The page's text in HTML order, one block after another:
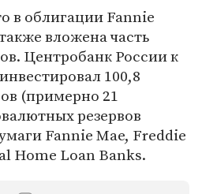
в облигации Fannie
вложена часть
Центробанк России к
100,8
(примерно 21
резервов
Fannie Mae, Freddie
Home Loan Banks.